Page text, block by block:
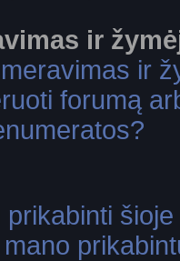
ir
ir
forumą